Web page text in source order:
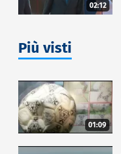
02:12
Più visti
01:09